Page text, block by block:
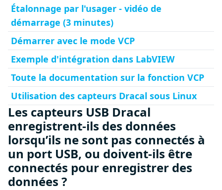
Étalonnage par l'usager - vidéo de
démarrage (3 minutes)
Démarrer avec le mode VCP
Exemple d'intégration dans LabVIEW
Toute la documentation sur la fonction VCP
Utilisation des capteurs Dracal sous Linux
Les capteurs USB Dracal
enregistrent-ils des données
lorsqu’ils ne sont pas connectés à
un port USB, ou doivent-ils être
connectés pour enregistrer des
données ?